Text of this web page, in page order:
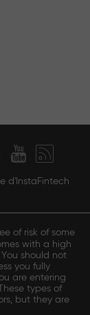
d'InstaFintech
of risk of some
with a high
should not
you fully
are entering
types of
but they are